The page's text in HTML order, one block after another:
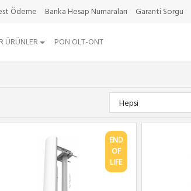
Ödeme Banka Hesap Numaraları Garanti Sorgu
ÜRÜNLER PON OLT-ONT
END
OF
LIFE